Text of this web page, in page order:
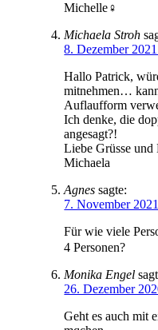
Michelle‍♀️
Michaela Stroh
8. Dezember
Hallo Patrick,
mitnehmen…
Auflaufform
Ich denke, die
angesagt?!
Liebe Grüsse und
Michaela
Agnes sagte:
7. November
Für wie viele
4 Personen?
Monika Engel
26. Dezember
Geht es auch mit